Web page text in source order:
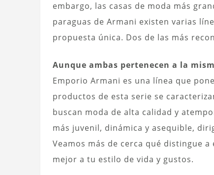
embargo, las casas de moda más
paraguas de Armani existen varias
propuesta única. Dos de las más
Aunque ambas pertenecen a la
Emporio Armani es una línea que
productos de esta serie se
buscan moda de alta calidad y
más juvenil, dinámica y asequible,
Veamos más de cerca qué distingue
mejor a tu estilo de vida y gustos.